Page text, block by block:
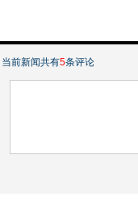
当前新闻共有5条评论